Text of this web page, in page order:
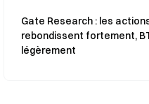
Gate Research : les
rebondissent fortement,
légèrement